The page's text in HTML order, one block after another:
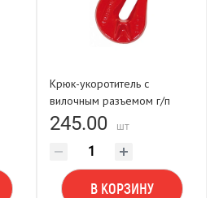
Крюк-укоротитель с
вилочным разъемом г/п
1,77/2,0 (7/8-Т8 кл) FORCE
LIFTING
245.00 шт
В КОРЗИНУ